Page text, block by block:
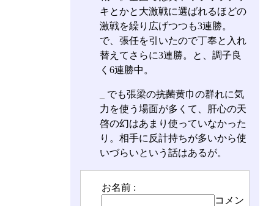
キとかと大激戦に選ばれるほどの
激戦を繰り広げつつも3連勝。
で、張任を引いたので丁奉と入れ
替えてさらに3連勝。と、調子良
く6連勝中。
でも張梁の抗菌黄巾の群れに気
力を使う場面が多くて、肝心の天
啓の幻はあまり使っていなかった
り。相手に反計持ちが多いから使
いづらいという話はあるが。
お名前 :
コメン